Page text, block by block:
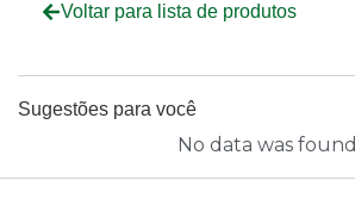
Voltar para lista de produtos
Sugestões para você
No data was found